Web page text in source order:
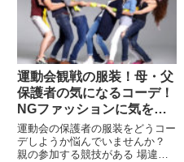
運動会観戦の服装！母・父
保護者の気になるコーデ！
NGファッションに気をつ
けよう！
運動会の保護者の服装をどうコー
デしようか悩んでいませんか？
親の参加する競技がある 場違い